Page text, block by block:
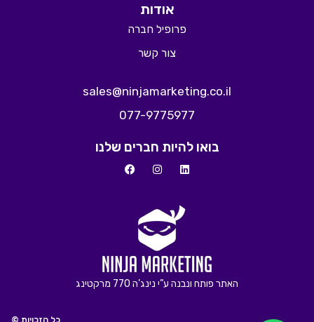
אודות
פרופיל חברה
צור קשר
sales@ninjamarketing.co.il
077-9775977
בואו להיות חברים שלנו
האתר פותח ונבנה ע”י נינג’ה 770 מרקטינג
© כל הזכויות